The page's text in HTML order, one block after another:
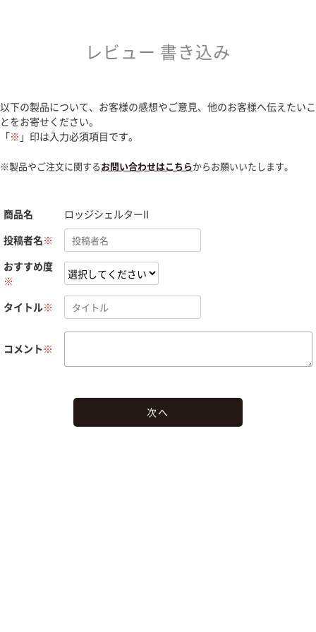
レビュー 書き込み
以下の製品について、お客様の感想やご意見、他のお客様へ伝えたいこ
とをお寄せください。
「※ 」印は入力必須項目です。
※製品やご注文に関するお問い合わせはこちらからお願いいたします。
商品名
ロッジシェルターII
投稿者名※
おすすめ度
※
タイトル※
コメント ※